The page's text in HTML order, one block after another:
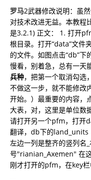
罗马2武器修改说明：虽
对技术改进无益。本教程
是3.2.1) 正文： 1. 打开
根目录。打开“data”文件
的文件。如图点击“db”
慢看，别着急，总有一天
兵种，把第一个取消勾选
不做这一步，就不能修改
开始。）最重要的内容
大表，对，这里是单位数
请打开另一个pfm，打开
翻译，db下的land_units
左边一列是整齐的竖列名
号"rianian_Axemen" 在
刚才打开的pfm，在key栏